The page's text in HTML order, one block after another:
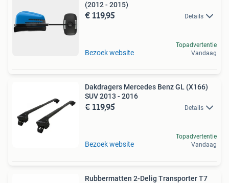
(2012 - 2015)
€ 119,95 Details
Bezoek website
Topadvertentie
Vandaag
Dakdragers Mercedes Benz GL (X166)
SUV 2013 - 2016
€ 119,95 Details
Bezoek website
Topadvertentie
Vandaag
Rubbermatten 2-Delig Transporter T7